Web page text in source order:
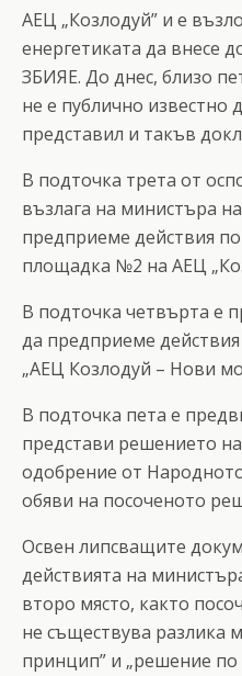
АЕЦ „Козлодуй” и е
енергетиката да внесе
ЗБИЯЕ. До днес, близо
не е публично известно
представил и такъв
В подточка трета от
възлага на министъра
предприеме действия
площадка №2 на АЕЦ
В подточка четвърта е
да предприеме
„АЕЦ Козлодуй – Нови
В подточка пета е
представи решението
одобрение от
обяви на посоченото
Освен липсващите
действията на
второ място, както
не съществува разлика
принцип” и „решение по